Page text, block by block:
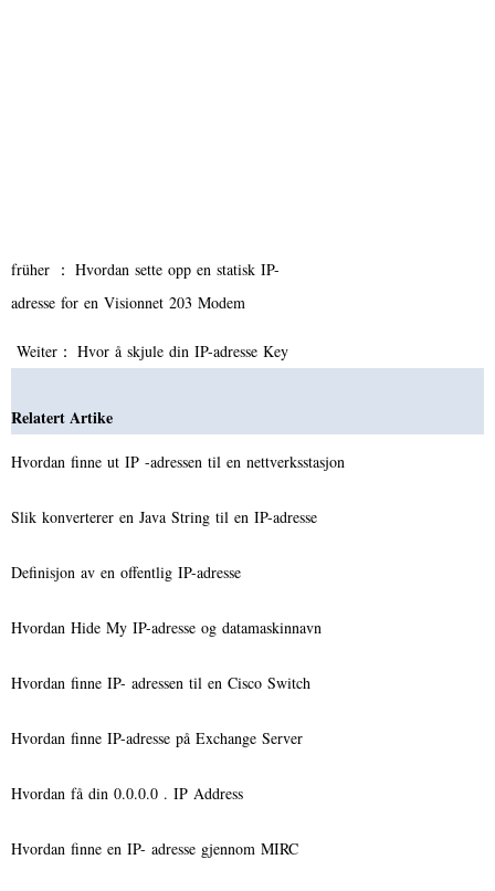
früher ： Hvordan sette opp en statisk IP-
adresse for en Visionnet 203 Modem
Weiter： Hvor å skjule din IP-adresse Key
Relatert Artike
Hvordan finne ut IP -adressen til en nettverksstasjon
Slik konverterer en Java String til en IP-adresse
Definisjon av en offentlig IP-adresse
Hvordan Hide My IP-adresse og datamaskinnavn
Hvordan finne IP- adressen til en Cisco Switch
Hvordan finne IP-adresse på Exchange Server
Hvordan få din 0.0.0.0 . IP Address
Hvordan finne en IP- adresse gjennom MIRC